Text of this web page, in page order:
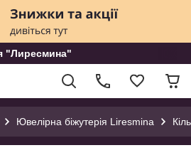
"Лиресмина"
Ювелірна біжутерія Liresmina